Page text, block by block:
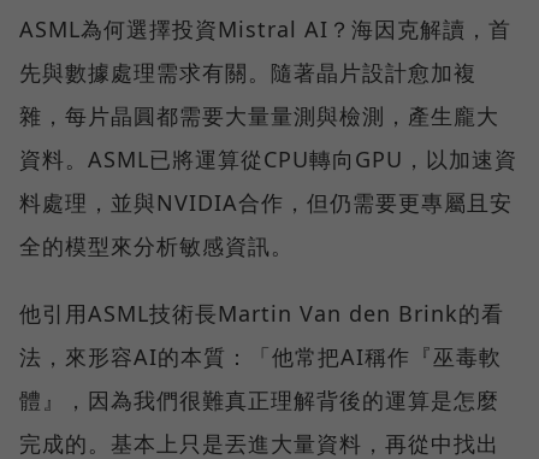
ASML為何選擇投資Mistral AI？海因克解讀，首
先與數據處理需求有關。隨著晶片設計愈加複
雜，每片晶圓都需要大量量測與檢測，產生龐大
資料。ASML已將運算從CPU轉向GPU，以加速資
料處理，並與NVIDIA合作，但仍需要更專屬且安
全的模型來分析敏感資訊。
他引用ASML技術長Martin Van den Brink的看
法，來形容AI的本質：「他常把AI稱作『巫毒軟
體』，因為我們很難真正理解背後的運算是怎麼
完成的。基本上只是丟進大量資料，再從中找出